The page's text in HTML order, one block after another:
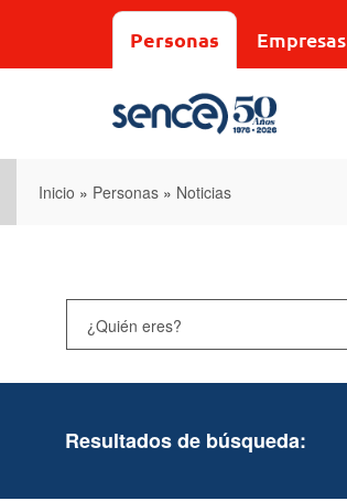
Personas Empresas
Inicio » Personas » Noticias
Resultados de búsqueda: